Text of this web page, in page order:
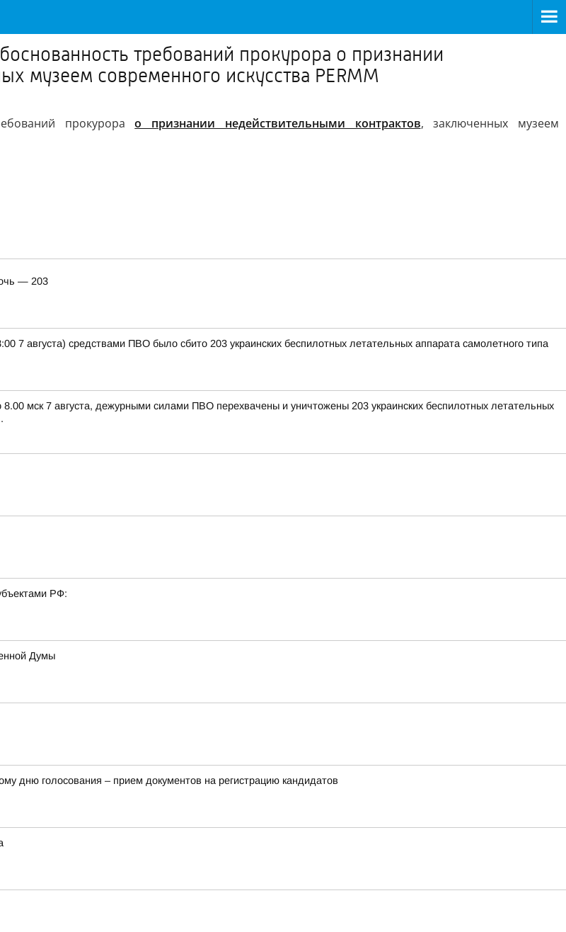
требований прокурора о признании
музеем современного искусства PERMM
прокурорао признании недействительными контрактов, заключенных музеем
— 203
7 августа) средствами ПВО было сбито 203 украинских беспилотных летательных аппарата самолетного типа
мск 7 августа, дежурными силами ПВО перехвачены и уничтожены 203 украинских беспилотных летательных
РФ:
Думы
дню голосования – прием документов на регистрацию кандидатов